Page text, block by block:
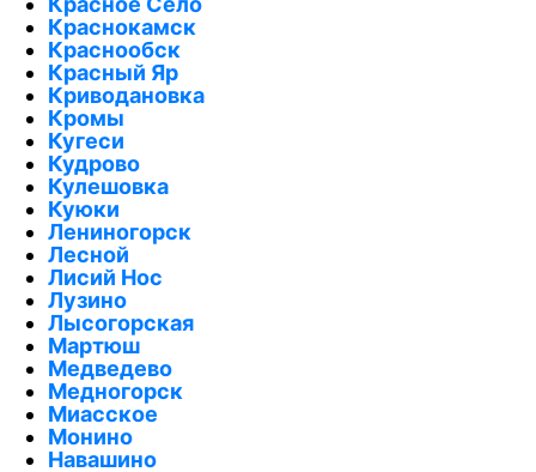
Краснокамск
Краснообск
Красный Яр
Криводановка
Кромы
Кугеси
Кудрово
Кулешовка
Куюки
Лениногорск
Лесной
Лисий Нос
Лузино
Лысогорская
Мартюш
Медведево
Медногорск
Миасское
Монино
Навашино